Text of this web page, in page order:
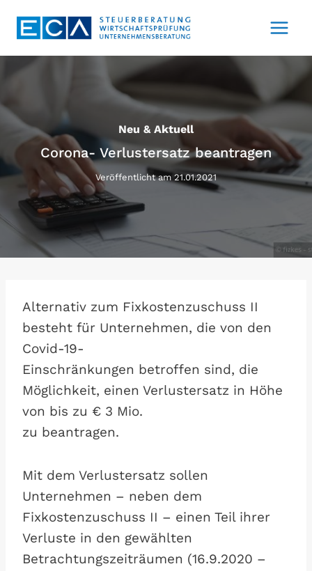
Inhalt
Neu & Aktuell
Corona- Verlustersatz beantragen
Veröffentlicht am 21.01.2021
Alternativ zum Fixkostenzuschuss II
besteht für Unternehmen, die von den
Covid-19-
Einschränkungen betroffen sind, die
Möglichkeit, einen Verlustersatz in Höhe
von bis zu € 3 Mio.
zu beantragen.
Mit dem Verlustersatz sollen
Unternehmen – neben dem
Fixkostenzuschuss II – einen Teil ihrer
Verluste in den gewählten
Betrachtungszeiträumen (16.9.2020 –